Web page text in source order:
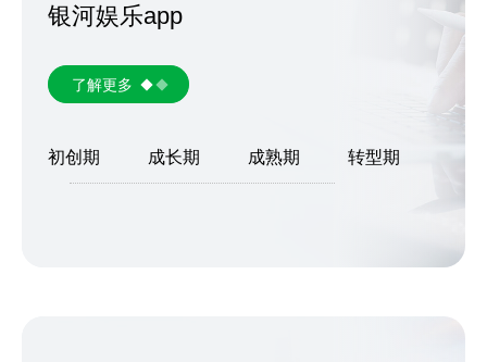
银河娱乐app
了解更多
初创期 成长期 成熟期 转型期